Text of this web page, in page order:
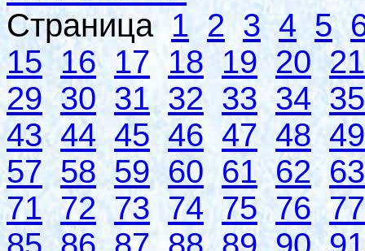
Страница 1 2 3 4 5
15 16 17 18 19 20 21
29 30 31 32 33 34 35
43 44 45 46 47 48 49
57 58 59 60 61 62 63
71 72 73 74 75 76 77